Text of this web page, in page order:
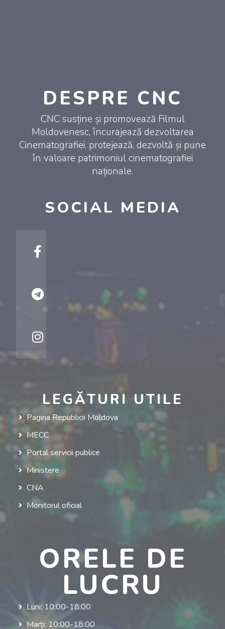
DESPRE CNC
CNC susține și promovează Filmul
Moldovenesc, încurajează dezvoltarea
Cinematografiei, protejează, dezvoltă și pune
în valoare patrimoniul cinematografiei
naționale.
SOCIAL MEDIA
LEGĂTURI UTILE
Pagina Republicii Moldova
MECC
Portal servicii publice
Ministere
CNA
Monitorul oficial
ORELE DE
LUCRU
Luni: 10:00-18:00
Marți: 10:00-18:00